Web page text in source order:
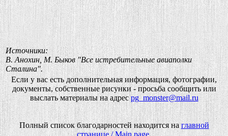
Источники:
В. Анохин, М. Быков "Все истребительные авиаполки
Сталина".
Если у вас есть дополнительная информация, фотографии,
документы, собственные рисунки - просьба сообщить или
выслать материалы на адресpg_monster@mail.ru
Полный список благодарностей находится наглавной
странице / Main page.